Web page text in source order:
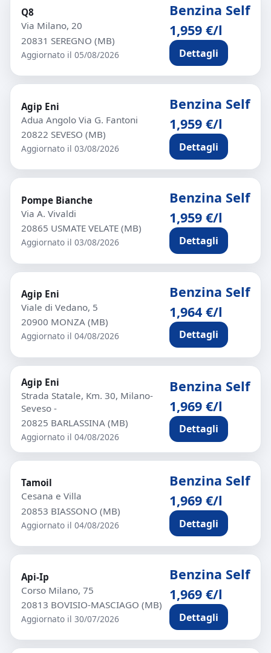
Q8
Via Milano, 20
20831 SEREGNO (MB)
Aggiornato il 05/08/2026
Benzina Self
1,959 €/l
Dettagli
Agip Eni
Adua Angolo Via G. Fantoni
20822 SEVESO (MB)
Aggiornato il 03/08/2026
Benzina Self
1,959 €/l
Dettagli
Pompe Bianche
Via A. Vivaldi
20865 USMATE VELATE (MB)
Aggiornato il 03/08/2026
Benzina Self
1,959 €/l
Dettagli
Agip Eni
Viale di Vedano, 5
20900 MONZA (MB)
Aggiornato il 04/08/2026
Benzina Self
1,964 €/l
Dettagli
Agip Eni
Strada Statale, Km. 30, Milano-
Seveso -
20825 BARLASSINA (MB)
Aggiornato il 04/08/2026
Benzina Self
1,969 €/l
Dettagli
Tamoil
Cesana e Villa
20853 BIASSONO (MB)
Aggiornato il 04/08/2026
Benzina Self
1,969 €/l
Dettagli
Api-Ip
Corso Milano, 75
20813 BOVISIO-MASCIAGO (MB)
Aggiornato il 30/07/2026
Benzina Self
1,969 €/l
Dettagli